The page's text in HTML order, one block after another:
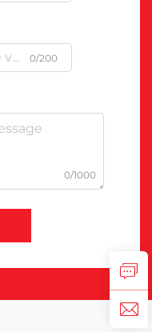
0/200
0/1000